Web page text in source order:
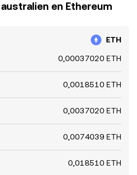
en Ethereum
ETH
0,00037020 ETH
0,0018510 ETH
0,0037020 ETH
0,0074039 ETH
0,018510 ETH